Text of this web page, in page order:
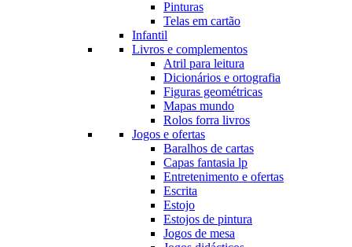
Pinturas
Telas em cartão
Infantil
Livros e complementos
Atril para leitura
Dicionários e ortografia
Figuras geométricas
Mapas mundo
Rolos forra livros
Jogos e ofertas
Baralhos de cartas
Capas fantasia lp
Entretenimento e ofertas
Escrita
Estojo
Estojos de pintura
Jogos de mesa